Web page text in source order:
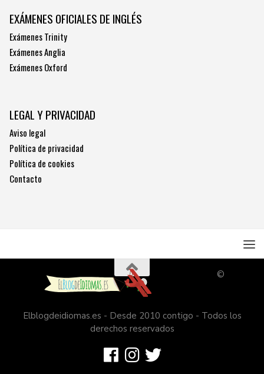
EXÁMENES OFICIALES DE INGLÉS
Exámenes Trinity
Exámenes Anglia
Exámenes Oxford
LEGAL Y PRIVACIDAD
Aviso legal
Política de privacidad
Política de cookies
Contacto
©
Elblogdeidiomas.es - Desde 2010 contigo - Todos los
derechos reservados